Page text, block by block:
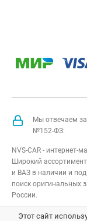
Мы отвечаем
№152-ФЗ:
NVS-CAR - интернет-
Широкий
и ВАЗ в наличии и
поиск оригинальных
России.
NVS-CAR© 2014 –
Этот сайт